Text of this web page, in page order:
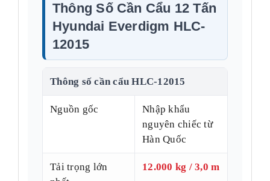
Thông Số Cần Cẩu 12 Tấn
Hyundai Everdigm HLC-
12015
Thông số cần cẩu HLC-12015
Nguồn gốc
Nhập khẩu
nguyên chiếc từ
Hàn Quốc
Tải trọng lớn
12.000 kg / 3,0 m